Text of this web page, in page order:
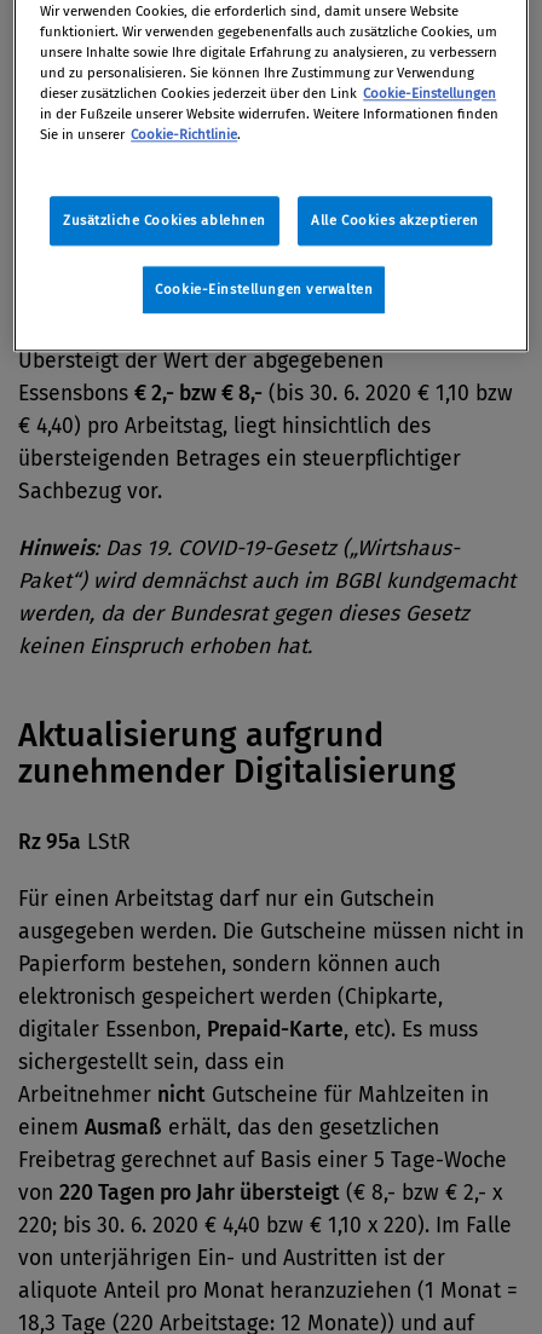
Rz 94LStR
Gutscheine für Mahlzeiten bleiben bis zu einem
Wert von€ 8,-(bis 30. 6. 2020 € 4,40) pro Arbeitstag
steuerfrei, wenn die Gutscheine nur am Arbeitsplatz
eingelöst werden können. Können die Gutscheine
auch zur Bezahlung von Lebensmitteln verwendet
werden, sind sie bis zu einem Betrag von
30. 6. 2020 € 1,10) pro Arbeitstag steuerfrei.
Übersteigt der Wert der abgegebenen
Essensbons € 2,- bzw € 8,- (bis 30. 6. 2020 € 1,10 bzw
€ 4,40) pro Arbeitstag, liegt hinsichtlich des
übersteigenden Betrages ein steuerpflichtiger
Sachbezug vor.
Hinweis: Das 19. COVID-19-Gesetz(„Wirtshaus-
Paket“) wird demnächst auch im BGBl kundgemacht
werden, da der Bundesrat gegen dieses Gesetz
keinen Einspruch erhoben hat.
Aktualisierung aufgrund
zunehmender Digitalisierung
Rz 95a LStR
Für einen Arbeitstag darf nur ein Gutschein
ausgegeben werden. Die Gutscheine müssen nicht in
Papierform bestehen, sondern können auch
elektronisch gespeichert werden (Chipkarte,
digitaler Essenbon, Prepaid-Karte, etc). Es muss
sichergestellt sein, dass ein
Arbeitnehmer nicht Gutscheine für Mahlzeiten in
einem Ausmaß erhält, das den gesetzlichen
Freibetrag gerechnet auf Basis einer 5 Tage-Woche
von 220 Tagen pro Jahr übersteigt (€ 8,- bzw € 2,- x
220; bis 30. 6. 2020 € 4,40 bzw € 1,10 x 220). Im Falle
von unterjährigen Ein- und Austritten ist der
aliquote Anteil pro Monat heranzuziehen (1 Monat =
18,3 Tage (220 Arbeitstage: 12 Monate)) und auf
Wir verwenden Cookies, die erforderlich sind, damit unsere Website
funktioniert. Wir verwenden gegebenenfalls auch zusätzliche Cookies, um
unsere Inhalte sowie Ihre digitale Erfahrung zu analysieren, zu verbessern
und zu personalisieren. Sie können Ihre Zustimmung zur Verwendung
dieser zusätzlichen Cookies jederzeit über den Link Cookie-Einstellungen
in der Fußzeile unserer Website widerrufen. Weitere Informationen finden
Sie in unserer Cookie-Richtlinie.
Zusätzliche Cookies ablehnen Alle Cookies akzeptieren
Cookie-Einstellungen verwalten